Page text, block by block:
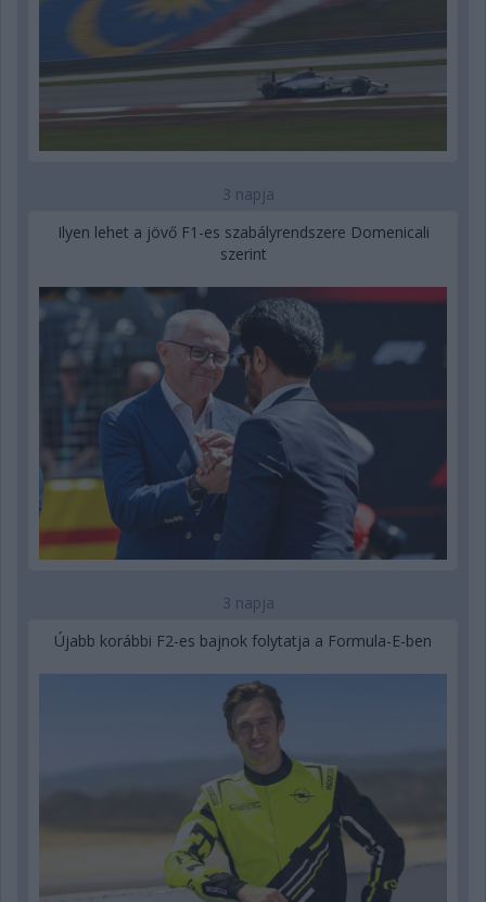
3 napja
Ilyen lehet a jövő F1-es szabályrendszere Domenicali
szerint
3 napja
Újabb korábbi F2-es bajnok folytatja a Formula-E-ben